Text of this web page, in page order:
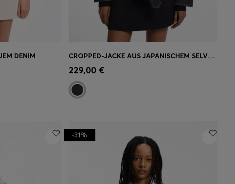
DENIM
Schnelleinkauf
Größe)
CROPPED-JACKE AUS JAPANISCHEM SELVEDGE-DENIM
229,00 €
-31%